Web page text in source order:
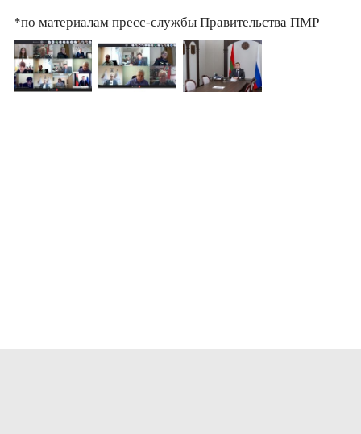
*по материалам пресс-службы Правительства ПМР